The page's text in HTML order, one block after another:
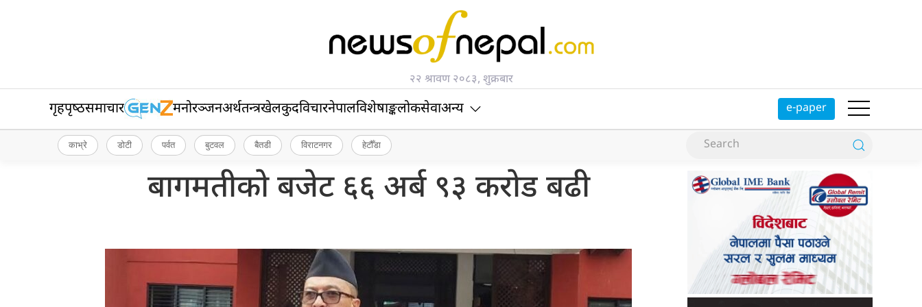
२२ श्रावण २०८३, शुक्रबार
गृहपृष्‍ठसमाचार मनोरञ्जनअर्थतन्त्रखेलकुदविचारनेपालविशेषाङ्कलोकसेवाअन्य e-paper
काभ्रे डोटी पर्वत बुटवल बैतडी विराटनगर हेटौँडा
बागमतीको बजेट ६६ अर्ब ९३ करोड बढी